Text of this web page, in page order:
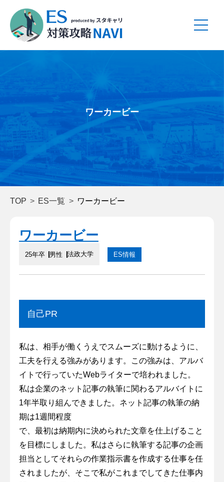
ワーカービー
TOP ES一覧 ワーカービー
ワーカービー
25年卒 男性 法政大学 ES情報
自己PR
私は、相手が働くうえでスムーズに動けるように、
工夫を行える強みがあります。この強みは、アルバ
イトで行っていたWebライターで培われました。
私は企業のネット記事の執筆に関わるアルバイトに
1年半取り組んできました。ネット記事の執筆の納
期は1週間程度
で、最初は納期内に決められた文章を仕上げること
を目標にしました。私はさらに執筆する記事の企画
担当としてそれらの作業指示書を作成する仕事を任
されましたが、そこで私がこれまでしてきた仕事内